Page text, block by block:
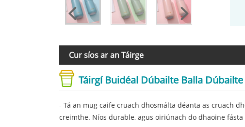
Cur síos ar an Táirge
Táirgí Buidéal Dúbailte Balla
- Tá an mug caife cruach dhosmálta déanta as cruach
creimthe. Níos durable, agus oiriúnach do dhaoine fásta